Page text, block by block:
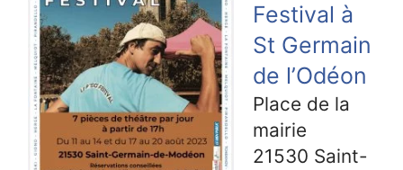
Festival à
St Germain
de l’Odéon
Place de la
mairie
21530 Saint-